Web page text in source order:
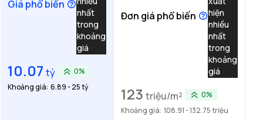
Giá phổ biến
nhất
trong
khoảng
giá
10.07 tỷ
0%
Khoảng giá: 6.89 - 25 tỷ
Đơn giá phổ biến
hiện
nhiều
nhất
trong
khoảng
giá
123 triệu/m²
0%
Khoảng giá: 108.91 - 132.75 triệu